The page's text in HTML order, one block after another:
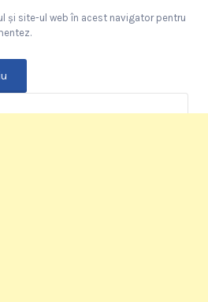
și site-ul web în acest navigator pentru